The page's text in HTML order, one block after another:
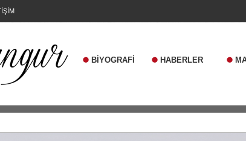
BİYOGRAFİ HABERLER